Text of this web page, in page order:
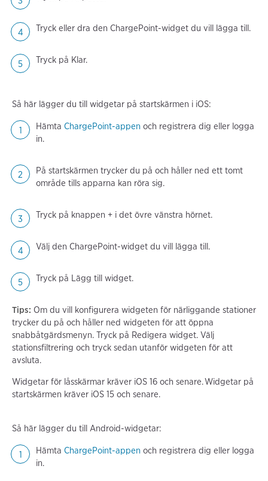
Tryck eller dra den ChargePoint-widget du vill lägga till.
Tryck på Klar.
Så här lägger du till widgetar på startskärmen i iOS:
Hämta ChargePoint-appen och registrera dig eller logga
in.
På startskärmen trycker du på och håller ned ett tomt
område tills apparna kan röra sig.
Tryck på knappen + i det övre vänstra hörnet.
Välj den ChargePoint-widget du vill lägga till.
Tryck på Lägg till widget.
Tips: Om du vill konfigurera widgeten för närliggande stationer
trycker du på och håller ned widgeten för att öppna
snabbåtgärdsmenyn. Tryck på Redigera widget. Välj
stationsfiltrering och tryck sedan utanför widgeten för att
avsluta.
Widgetar för låsskärmar kräver iOS 16 och senare. Widgetar på
startskärmen kräver iOS 15 och senare.
Så här lägger du till Android-widgetar:
Hämta ChargePoint-appen och registrera dig eller logga
in.